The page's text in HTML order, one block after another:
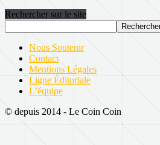
Rechercher sur le site
Nous Soutenir
Contact
Mentions Légales
Ligne Éditoriale
L’équipe
© depuis 2014 - Le Coin Coin